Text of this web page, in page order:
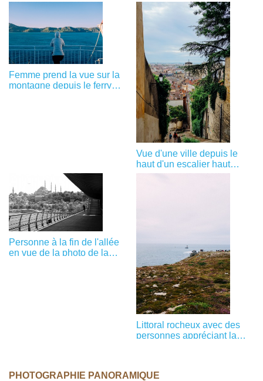
Femme prend la vue sur la
montagne depuis le ferry
Vue d'une ville depuis le
haut d'un escalier haut
Photo
Personne à la fin de l'allée
en vue de la photo de la
Littoral rocheux avec des
personnes appréciant la
PHOTOGRAPHIE PANORAMIQUE